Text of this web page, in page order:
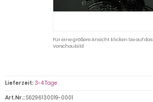
Für eine größere Ansicht klicken Sie auf das
Vorschaubild
Lieferzeit: 3-4 Tage
Art.Nr.: S6296130019-0001